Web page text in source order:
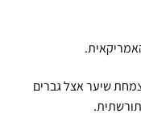
5% מיועדת להצמחת שיער אצל גברים